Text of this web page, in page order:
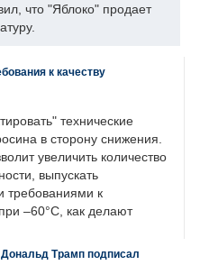
что "Яблоко" продает
к качеству
технические
в сторону снижения.
увеличить количество
выпускать
требованиями к
–60°C, как делают
Трамп подписал